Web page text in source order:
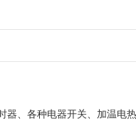
、各种电器开关、加温电